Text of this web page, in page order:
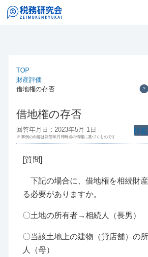
TOP
財産評価
借地権の存否
？
借地権の存否
財
回答年月日：2023年5月 1日
※ 事例の内容は回答年月日時点の情報に基づくものです
[質問]
下記の場合に、借地権を相続財
る必要がありますか。
〇土地の所有者→相続人（長男）
〇当該土地上の建物（貸店舗）の
人（母）